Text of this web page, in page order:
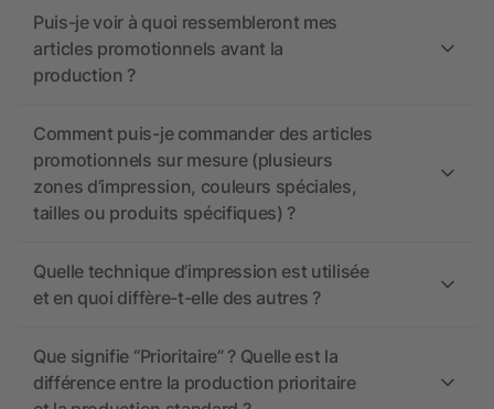
Puis-je voir à quoi ressembleront mes
articles promotionnels avant la
production ?
Comment puis-je commander des articles
promotionnels sur mesure (plusieurs
zones d’impression, couleurs spéciales,
tailles ou produits spécifiques) ?
Quelle technique d’impression est utilisée
et en quoi diffère-t-elle des autres ?
Que signifie “Prioritaire” ? Quelle est la
différence entre la production prioritaire